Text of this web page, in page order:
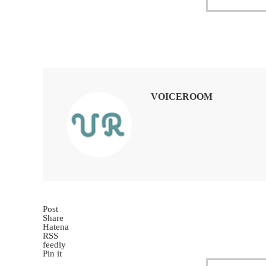
VOICEROOM
Post
Share
Hatena
RSS
feedly
Pin it